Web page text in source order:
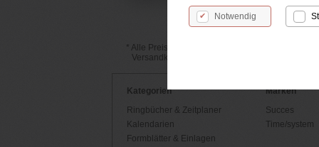
Notwendig
* Alle Preise inkl. MwSt., zzgl. Versandkosten.
Versandkostenfreie Lieferung innerhalb
Kategorien
Ringbücher & Zeitplaner
Kalendarien
Formblätter & Einlagen
Marken
Succes
Time/system